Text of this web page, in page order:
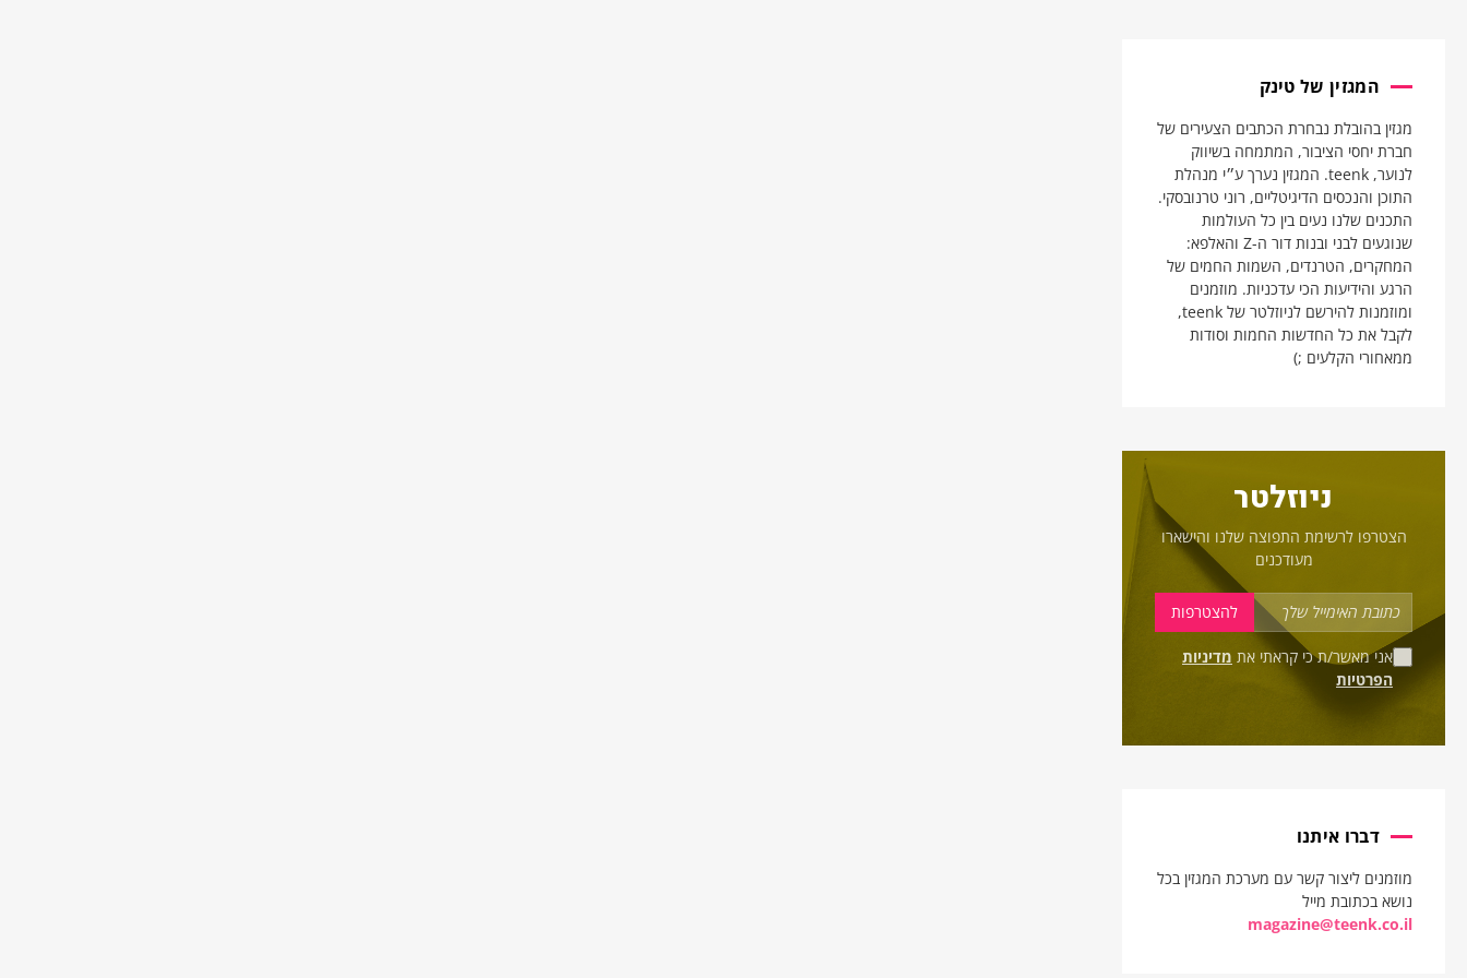
המגזין של טינק
מגזין בהובלת נבחרת הכתבים הצעירים של
חברת יחסי הציבור, המתמחה בשיווק
לנוער, teenk. המגזין נערך ע״י מנהלת
התוכן והנכסים הדיגיטליים, רוני טרנובסקי.
התכנים שלנו נעים בין כל העולמות
שנוגעים לבני ובנות דור ה-Z והאלפא:
המחקרים, הטרנדים, השמות החמים של
הרגע והידיעות הכי עדכניות. מוזמנים
ומוזמנות להירשם לניוזלטר של teenk,
לקבל את כל החדשות החמות וסודות
ממאחורי הקלעים ;)
ניוזלטר
הצטרפו לרשימת התפוצה שלנו והישארו
מעודכנים
אני מאשר/ת כי קראתי את מדיניות
הפרטיות
דברו איתנו
מוזמנים ליצור קשר עם מערכת המגזין בכל
נושא בכתובת מייל
magazine@teenk.co.il